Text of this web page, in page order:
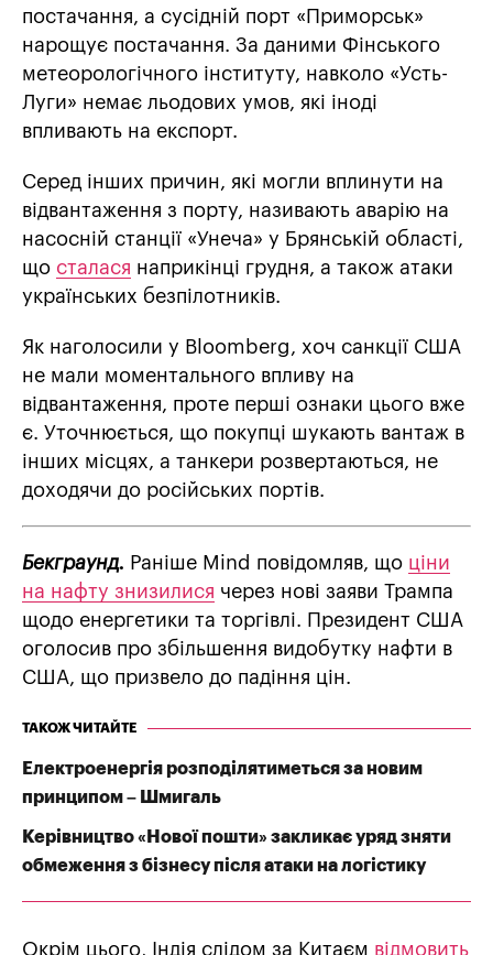
постачання, а сусідній порт «Приморськ»
нарощує постачання. За даними Фінського
метеорологічного інституту, навколо «Усть-
Луги» немає льодових умов, які іноді
впливають на експорт.
Серед інших причин, які могли вплинути на
відвантаження з порту, називають аварію на
насосній станції «Унеча» у Брянській області,
що сталася наприкінці грудня, а також атаки
українських безпілотників.
Як наголосили у Bloomberg, хоч санкції США
не мали моментального впливу на
відвантаження, проте перші ознаки цього вже
є. Уточнюється, що покупці шукають вантаж в
інших місцях, а танкери розвертаються, не
доходячи до російських портів.
Бекграунд. Раніше Mind повідомляв, що ціни
на нафту знизилися через нові заяви Трампа
щодо енергетики та торгівлі. Президент США
оголосив про збільшення видобутку нафти в
США, що призвело до падіння цін.
ТАКОЖ ЧИТАЙТЕ
Електроенергія розподілятиметься за новим
принципом – Шмигаль
Керівництво «Нової пошти» закликає уряд зняти
обмеження з бізнесу після атаки на логістику
Окрім цього, Індія слідом за Китаєм відмовить